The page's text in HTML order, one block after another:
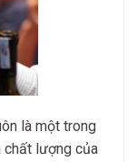
là một trong
chất lượng của